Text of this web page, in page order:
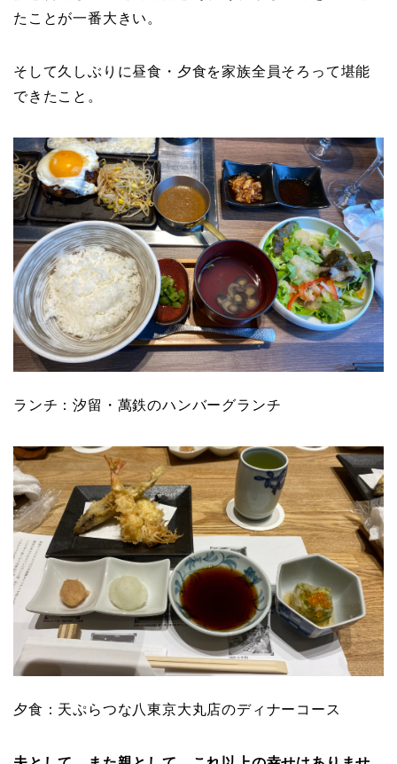
たことが一番大きい。
そして久しぶりに昼食・夕食を家族全員そろって堪能
できたこと。
ランチ：汐留・萬鉄のハンバーグランチ
夕食：天ぷらつな八東京大丸店のディナーコース